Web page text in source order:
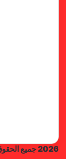
2026 جميع الحقوق محفوظة للرد كاسل